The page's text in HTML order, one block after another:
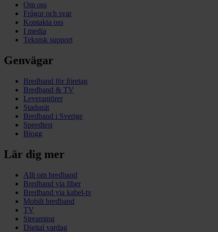
Om oss
Frågor och svar
Kontakta oss
I media
Teknisk support
Genvägar
Bredband för företag
Bredband & TV
Leverantörer
Stadsnät
Bredband i Sverige
Speedtest
Blogg
Lär dig mer
Allt om bredband
Bredband via fiber
Bredband via kabel-tv
Mobilt bredband
TV
Streaming
Digital vardag